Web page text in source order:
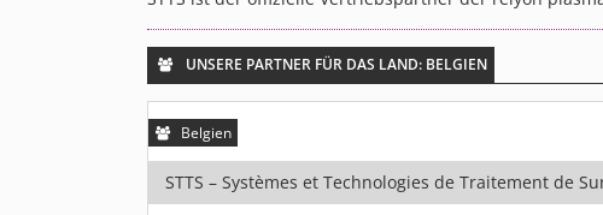
UNSERE PARTNER FÜR DAS LAND: BELGIEN
Belgien
STTS – Systèmes et Technologies de Traitement de